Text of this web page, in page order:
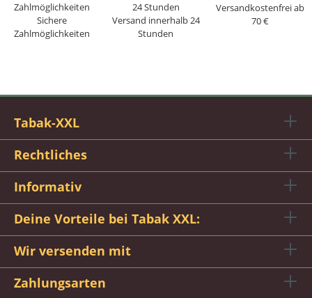
Sichere
Zahlmöglichkeiten
Versand innerhalb 24
Stunden
Versandkostenfrei ab
70 €
Tabak-XXL
Rechtliches
Informativ
Deine Vorteile bei Tabak XXL:
Wir versenden mit
Zahlungsarten